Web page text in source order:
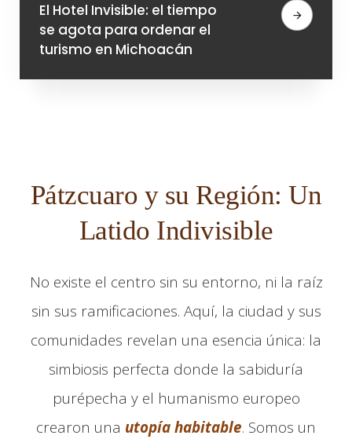
El Hotel Invisible: el tiempo
se agota para ordenar el
turismo en Michoacán
Pátzcuaro y su Región: Un
Latido Indivisible
No existe el centro sin su entorno, ni la raíz
sin sus ramificaciones. Aquí, la ciudad y sus
comunidades revelan una esencia única: la
simbiosis perfecta donde la sabiduría
purépecha y el humanismo europeo
crearon una utopía habitable. Somos un